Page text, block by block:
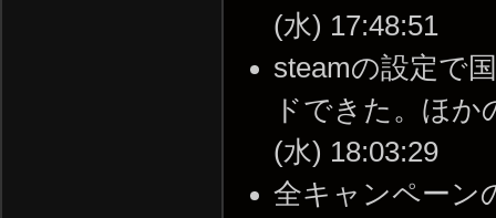
(水) 17:48:51
steamの設定で
ドできた。ほ
(水) 18:03:29
全キャンペーン